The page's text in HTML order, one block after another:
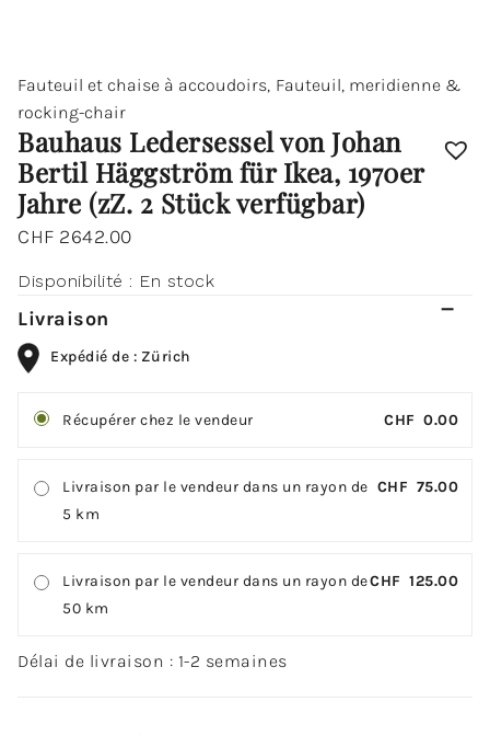
Fauteuil et chaise à accoudoirs, Fauteuil, meridienne &
rocking-chair
Bauhaus Ledersessel von Johan
Bertil Häggström für Ikea, 1970er
Jahre (zZ. 2 Stück verfügbar)
CHF 2642.00
Disponibilité : En stock
Livraison
Expédié de : Zürich
Récupérer chez le vendeur CHF 0.00
Livraison par le vendeur dans un rayon de
5 km
CHF 75.00
Livraison par le vendeur dans un rayon de
50 km
CHF 125.00
Délai de livraison : 1-2 semaines